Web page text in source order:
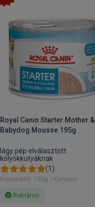
Royal Canin Starter Mother &
Babydog Mousse 195g
lágy pép elválasztott
kölyökkutyáknak
(1)
Kiszerelés: 195g / Konzerv
Raktáron